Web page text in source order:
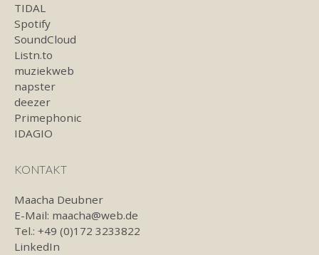
TIDAL
Spotify
SoundCloud
Listn.to
muziekweb
napster
deezer
Primephonic
IDAGIO
KONTAKT
Maacha Deubner
E-Mail: maacha@web.de
Tel.: +49 (0)172 3233822
LinkedIn